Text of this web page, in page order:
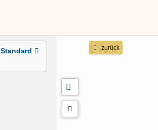
Standard zurück